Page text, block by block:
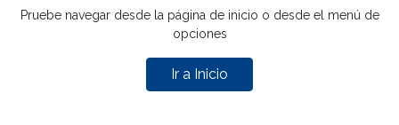
Pruebe navegar desde la página de inicio o desde el menú de
opciones
Ir a Inicio